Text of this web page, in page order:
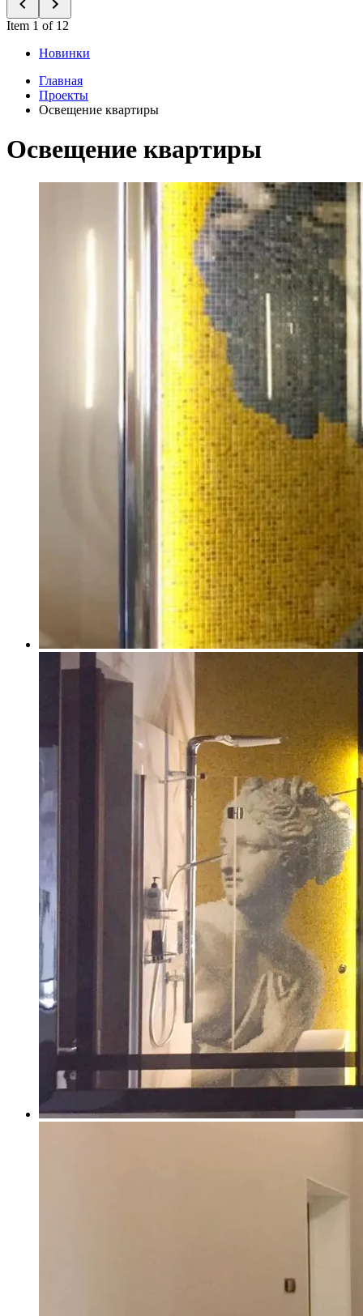
Item 1 of 12
Новинки
Главная
Проекты
Освещение квартиры
Освещение квартиры